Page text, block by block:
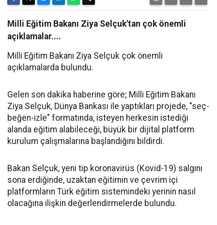
Milli Eğitim Bakanı Ziya Selçuk'tan çok önemli
açıklamalar....
Milli Eğitim Bakanı Ziya Selçuk çok önemli
açıklamalarda bulundu.
Gelen son dakika haberine göre; Milli Eğitim Bakanı
Ziya Selçuk, Dünya Bankası ile yaptıkları projede, "seç-
beğen-izle" formatında, isteyen herkesin istediği
alanda eğitim alabileceği, büyük bir dijital platform
kurulum çalışmalarına başlandığını bildirdi.
Bakan Selçuk, yeni tip koronavirüs (Kovid-19) salgını
sona erdiğinde, uzaktan eğitimin ve çevrim içi
platformların Türk eğitim sistemindeki yerinin nasıl
olacağına ilişkin değerlendirmelerde bulundu.